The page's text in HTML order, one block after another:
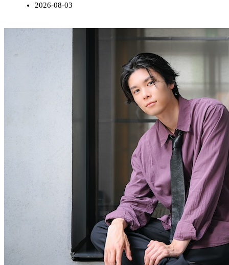
2026-08-03